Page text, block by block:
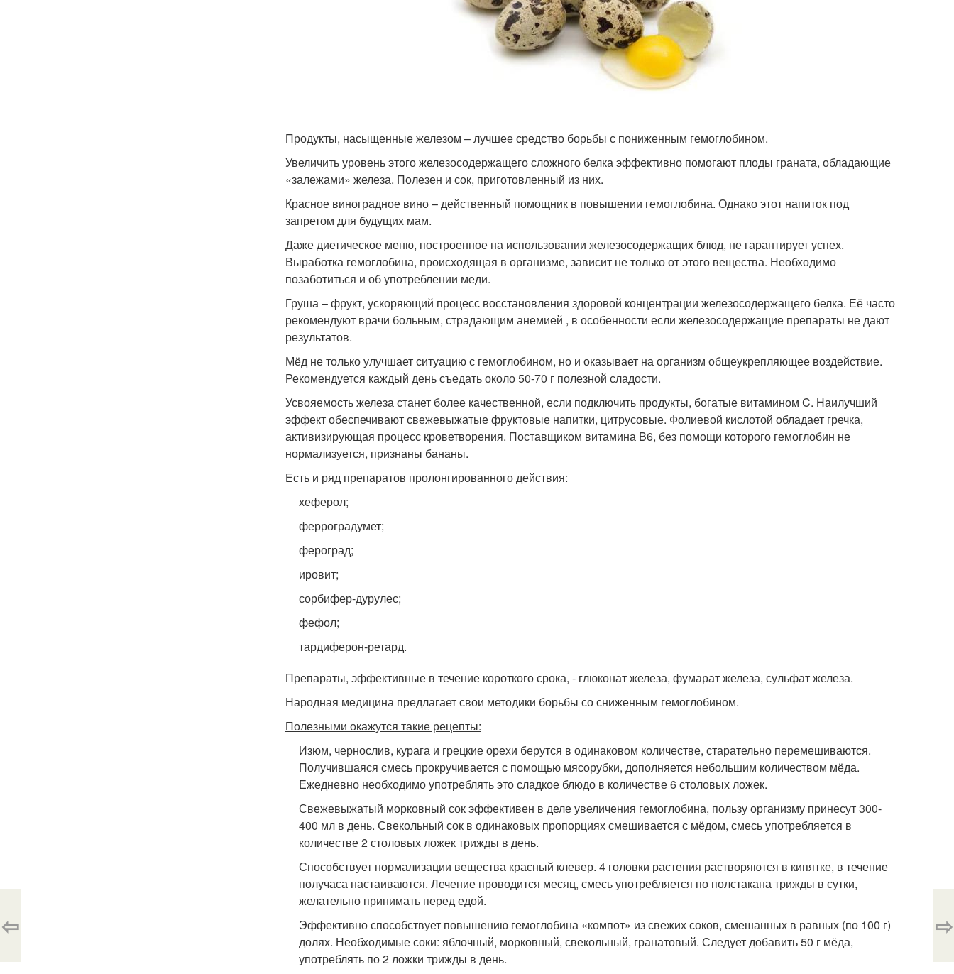
Продукты, насыщенные железом – лучшее средство борьбы с пониженным гемоглобином.
Увеличить уровень этого железосодержащего сложного белка эффективно помогают плоды граната, обладающие
«залежами» железа. Полезен и сок, приготовленный из них.
Красное виноградное вино – действенный помощник в повышении гемоглобина. Однако этот напиток под
запретом для будущих мам.
Даже диетическое меню, построенное на использовании железосодержащих блюд, не гарантирует успех.
Выработка гемоглобина, происходящая в организме, зависит не только от этого вещества. Необходимо
позаботиться и об употреблении меди.
Груша – фрукт, ускоряющий процесс восстановления здоровой концентрации железосодержащего белка. Её часто
рекомендуют врачи больным, страдающим анемией , в особенности если железосодержащие препараты не дают
результатов.
Мёд не только улучшает ситуацию с гемоглобином, но и оказывает на организм общеукрепляющее воздействие.
Рекомендуется каждый день съедать около 50-70 г полезной сладости.
Усвояемость железа станет более качественной, если подключить продукты, богатые витамином C. Наилучший
эффект обеспечивают свежевыжатые фруктовые напитки, цитрусовые. Фолиевой кислотой обладает гречка,
активизирующая процесс кроветворения. Поставщиком витамина B6, без помощи которого гемоглобин не
нормализуется, признаны бананы.
Есть и ряд препаратов пролонгированного действия:
хеферол;
ферроградумет;
фероград;
ировит;
сорбифер-дурулес;
фефол;
тардиферон-ретард.
Препараты, эффективные в течение короткого срока, - глюконат железа, фумарат железа, сульфат железа.
Народная медицина предлагает свои методики борьбы со сниженным гемоглобином.
Полезными окажутся такие рецепты:
Изюм, чернослив, курага и грецкие орехи берутся в одинаковом количестве, старательно перемешиваются.
Получившаяся смесь прокручивается с помощью мясорубки, дополняется небольшим количеством мёда.
Ежедневно необходимо употреблять это сладкое блюдо в количестве 6 столовых ложек.
Свежевыжатый морковный сок эффективен в деле увеличения гемоглобина, пользу организму принесут 300-
400 мл в день. Свекольный сок в одинаковых пропорциях смешивается с мёдом, смесь употребляется в
количестве 2 столовых ложек трижды в день.
Способствует нормализации вещества красный клевер. 4 головки растения растворяются в кипятке, в течение
получаса настаиваются. Лечение проводится месяц, смесь употребляется по полстакана трижды в сутки,
желательно принимать перед едой.
Эффективно способствует повышению гемоглобина «компот» из свежих соков, смешанных в равных (по 100 г)
долях. Необходимые соки: яблочный, морковный, свекольный, гранатовый. Следует добавить 50 г мёда,
употреблять по 2 ложки трижды в день.
⇦ ⇨